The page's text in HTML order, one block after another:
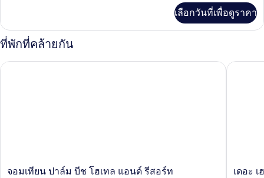
Forest
View
เกี่ยว
กับ
Gold
Forest
Downstairs
เลือกวันที่เพื่อดูราคา
ที่พักที่คล้ายกัน
จอม
จอมเทียน ปาล์ม บีช โฮเทล แอนด์ รีสอร์ท
จอมเทียน ปาล์ม บีช โฮเทล แอนด์ รีสอร์ท
เดอะ
เดอะ
เดอะ เ